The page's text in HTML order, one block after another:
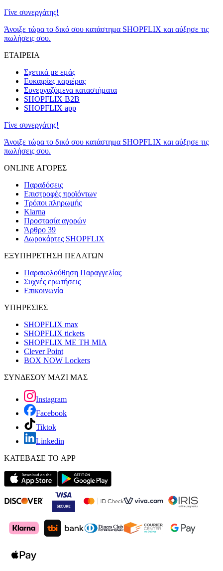
Γίνε συνεργάτης!
Άνοιξε τώρα το δικό σου κατάστημα SHOPFLIX και αύξησε τις
πωλήσεις σου.
ΕΤΑΙΡΕΙΑ
Σχετικά με εμάς
Ευκαιρίες καριέρας
Συνεργαζόμενα καταστήματα
SHOPFLIX B2B
SHOPFLIX app
Γίνε συνεργάτης!
Άνοιξε τώρα το δικό σου κατάστημα SHOPFLIX και αύξησε τις
πωλήσεις σου.
ONLINE ΑΓΟΡΕΣ
Παραδόσεις
Επιστροφές προϊόντων
Τρόποι πληρωμής
Klarna
Προστασία αγορών
Άρθρο 39
Δωροκάρτες SHOPFLIX
ΕΞΥΠΗΡΕΤΗΣΗ ΠΕΛΑΤΩΝ
Παρακολούθηση Παραγγελίας
Συχνές ερωτήσεις
Επικοινωνία
ΥΠΗΡΕΣΙΕΣ
SHOPFLIX max
SHOPFLIX tickets
SHOPFLIX ΜΕ ΤΗ ΜΙΑ
Clever Point
BOX NOW Lockers
ΣΥΝΔΕΣΟΥ ΜΑΖΙ ΜΑΣ
Instagram
Facebook
Tiktok
Linkedin
ΚΑΤΕΒΑΣΕ ΤΟ APP